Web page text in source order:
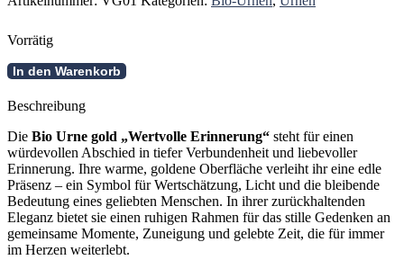
Vorrätig
Bio
gold
Wertvolle
Erinnerung
Menge
In den Warenkorb
Beschreibung
Die Bio Urne gold „Wertvolle Erinnerung“ steht für einen
würdevollen Abschied in tiefer Verbundenheit und liebevoller
Erinnerung. Ihre warme, goldene Oberfläche verleiht ihr eine edle
Präsenz – ein Symbol für Wertschätzung, Licht und die bleibende
Bedeutung eines geliebten Menschen. In ihrer zurückhaltenden
Eleganz bietet sie einen ruhigen Rahmen für das stille Gedenken an
gemeinsame Momente, Zuneigung und gelebte Zeit, die für immer
im Herzen weiterlebt.